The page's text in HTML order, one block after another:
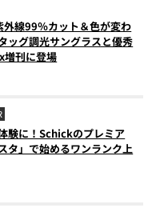
外線99％カット＆色が変わ
ッグ調光サングラスと優秀
増刊に登場
験に！Schickのプレミア
タ」で始めるワンランク上